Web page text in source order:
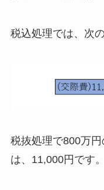
税込処理では、次
税抜処理で800万
は、11,000円です。